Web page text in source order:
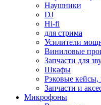
Наушники
DJ
Hi-fi
для стрима
Усилители
Виниловые
Запчасти для
Шкафы
Рэковые кейсы,
Запчасти и
Микрофоны